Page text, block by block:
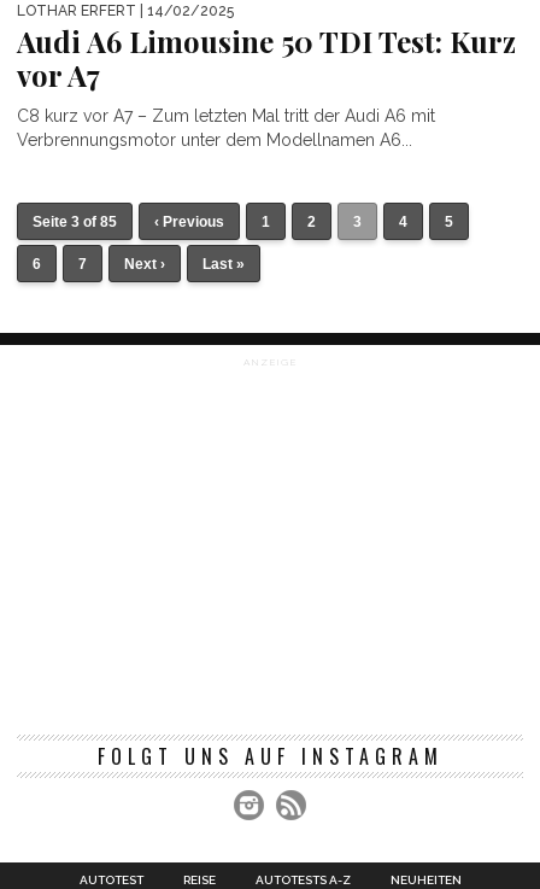
LOTHAR ERFERT | 14/02/2025
Audi A6 Limousine 50 TDI Test: Kurz
vor A7
C8 kurz vor A7 – Zum letzten Mal tritt der Audi A6 mit
Verbrennungsmotor unter dem Modellnamen A6...
Seite 3 of 85 ‹ Previous 1 2 3 4 5
6 7 Next › Last »
ANZEIGE
FOLGT UNS AUF INSTAGRAM
AUTOTEST REISE AUTOTESTS A-Z NEUHEITEN